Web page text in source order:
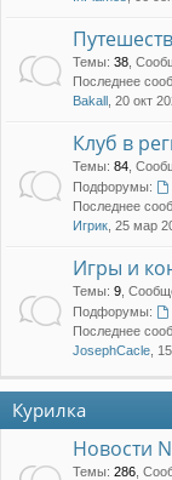
Темы: 38
Последнее
Bakall , 20 окт
Клуб в
Темы: 84
Подфорумы:
Последнее
Игрик , 25 мар
Игры и
Темы: 9
Подфорумы:
Последнее
JosephCacle ,
Курилка
Новости
Темы: 286